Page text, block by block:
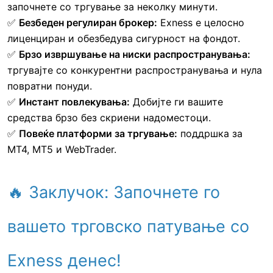
започнете со тргување за неколку минути.
✅ Безбеден регулиран брокер: Exness е целосно
лиценциран и обезбедува сигурност на фондот.
✅ Брзо извршување на ниски распространувања:
тргувајте со конкурентни распространувања и нула
повратни понуди.
✅ Инстант повлекувања: Добијте ги вашите
средства брзо без скриени надоместоци.
✅ Повеќе платформи за тргување: поддршка за
MT4, MT5 и WebTrader.
🔥 Заклучок: Започнете го
вашето трговско патување со
Exness денес!